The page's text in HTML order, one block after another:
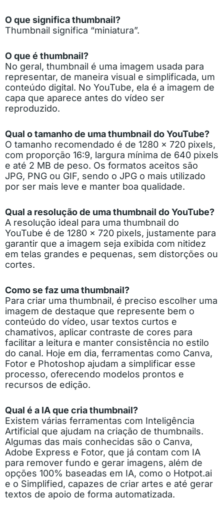
O que significa thumbnail?
Thumbnail significa “miniatura”.
O que é thumbnail?
No geral, thumbnail é uma imagem usada para
representar, de maneira visual e simplificada, um
conteúdo digital. No YouTube, ela é a imagem de
capa que aparece antes do vídeo ser
reproduzido.
Qual o tamanho de uma thumbnail do YouTube?
O tamanho recomendado é de 1280 x 720 pixels,
com proporção 16:9, largura mínima de 640 pixels
e até 2 MB de peso. Os formatos aceitos são
JPG, PNG ou GIF, sendo o JPG o mais utilizado
por ser mais leve e manter boa qualidade.
Qual a resolução de uma thumbnail do YouTube?
A resolução ideal para uma thumbnail do
YouTube é de 1280 x 720 pixels, justamente para
garantir que a imagem seja exibida com nitidez
em telas grandes e pequenas, sem distorções ou
cortes.
Como se faz uma thumbnail?
Para criar uma thumbnail, é preciso escolher uma
imagem de destaque que represente bem o
conteúdo do vídeo, usar textos curtos e
chamativos, aplicar contraste de cores para
facilitar a leitura e manter consistência no estilo
do canal. Hoje em dia, ferramentas como Canva,
Fotor e Photoshop ajudam a simplificar esse
processo, oferecendo modelos prontos e
recursos de edição.
Qual é a IA que cria thumbnail?
Existem várias ferramentas com Inteligência
Artificial que ajudam na criação de thumbnails.
Algumas das mais conhecidas são o Canva,
Adobe Express e Fotor, que já contam com IA
para remover fundo e gerar imagens, além de
opções 100% baseadas em IA, como o Hotpot.ai
e o Simplified, capazes de criar artes e até gerar
textos de apoio de forma automatizada.